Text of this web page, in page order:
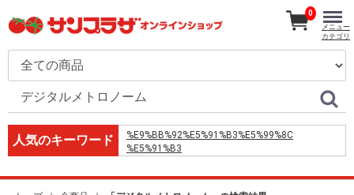
人気のキーワード
%E9%BB%92%E5%91%B3%E5%99%8C
%E5%91%B3
%E7%AB%9C%E7%94%B0%E6%8F%9A%E3%81%92
0
メニュー
カテゴリ